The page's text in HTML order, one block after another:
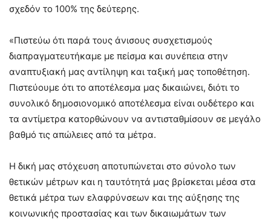
σχεδόν το 100% της δεύτερης.
«Πιστεύω ότι παρά τους άνισους συσχετισμούς
διαπραγματευτήκαμε με πείσμα και συνέπεια στην
αναπτυξιακή μας αντίληψη και ταξική μας τοποθέτηση.
Πιστεύουμε ότι το αποτέλεσμα μας δικαιώνει, διότι το
συνολικό δημοσιονομικό αποτέλεσμα είναι ουδέτερο και
τα αντίμετρα κατορθώνουν να αντισταθμίσουν σε μεγάλο
βαθμό τις απώλειες από τα μέτρα.
Η δική μας στόχευση αποτυπώνεται στο σύνολο των
θετικών μέτρων και η ταυτότητά μας βρίσκεται μέσα στα
θετικά μέτρα των ελαφρύνσεων και της αύξησης της
κοινωνικής προστασίας και των δικαιωμάτων των